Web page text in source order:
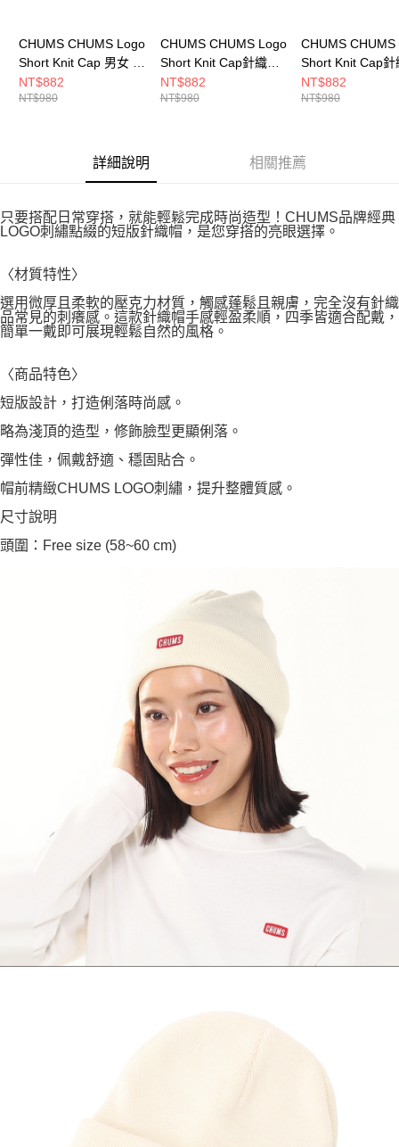
CHUMS CHUMS Logo
Short Knit Cap 男女 保
暖帽 沙色
CH051402B003
NT$882
NT$980
CHUMS CHUMS Logo
Short Knit Cap針織帽
CH051402K001
NT$882
NT$980
CHUMS CHUMS
Short Knit Cap針
CH051402G005
NT$882
NT$980
詳細說明 相關推薦
只要搭配日常穿搭，就能輕鬆完成時尚造型！CHUMS品牌經典
LOGO刺繡點綴的短版針織帽，是您穿搭的亮眼選擇。
〈材質特性〉
選用微厚且柔軟的壓克力材質，觸感蓬鬆且親膚，完全沒有針織
品常見的刺癢感。這款針織帽手感輕盈柔順，四季皆適合配戴，
簡單一戴即可展現輕鬆自然的風格。
〈商品特色〉
短版設計，打造俐落時尚感。
略為淺頂的造型，修飾臉型更顯俐落。
彈性佳，佩戴舒適、穩固貼合。
帽前精緻CHUMS LOGO刺繡，提升整體質感。
尺寸說明
頭圍：Free size (58~60 cm)